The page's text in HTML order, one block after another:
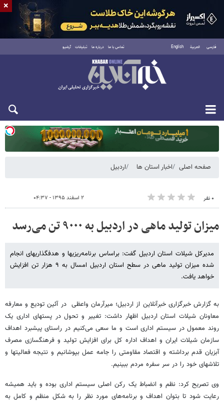
فارسی العربية English تماس با ما درباره ما تبلیغات آرشیو
یکشنبه ۱۸ مرداد ۱۴۰۵
صفحه اصلی اخبار استان ها اردبیل
۰ نفر ۲ اسفند ۱۳۹۵ - ۰۴:۳۷
میزان تولید ماهی در اردبیل به ۹۰۰۰ تن می‌رسد
مدیرکل شیلات استان اردبیل گفت: براساس برنامه‌ریزیها و هدفگذاریهای انجام
شده میزان تولید ماهی در سطح استان اردبیل امسال به ۹ هزار تن افزایش
خواهد یافت.
به گزارش خبرگزاری خبرآنلاین از اردبیل؛ میرآرمان واعظی در آئین تودیع و معارفه
معاونان شیلات استان اردبیل اظهار داشت: تغییر و تحول در پستهای اداری یک
روند معمول در سیستم اداری است و ما سعی می‌کنیم در راستای پیشبرد اهداف
سازمان شیلات ایران و اهداف اداره کل برای افزایش تولید و فرهنگسازی مصرف
آبزیان قدم برداشته و اقتصاد مقاومتی را جامه عمل بپوشانیم و نتیجه فعالیتها و
تلاشهای خود را در سر سفره مردم ببینیم.
وی تصریح کرد: نظم و انضباط یک رکن اصلی سیستم اداری بوده و باید همیشه
رعایت شود تا بتوان اهداف و برنامه‌های مورد نظر را به شکل منظم و کامل به
×